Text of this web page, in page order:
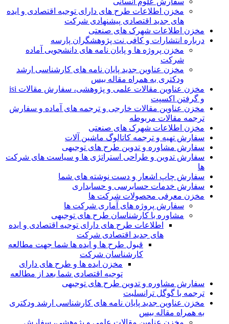
مخزن اطلاعات طرح های دارای توجیه اقتصادی و ایده
های جدید اقتصادی پیشنهادی شرکت
مخزن اطلاعات شهرک های صنعتی
درباره انتشارات و کافی نت پژوهشگران پارسه
مخزن پروژه ها و پایان نامه های دانشجویی آماده
شرکت
مخزن عناوین جدید پایان نامه های کارشناسی ارشد
ودکتری به همراه مقاله بیس
مخزن عناوین مقالات علمی و پژوهشی، سفارش مقالات isi
و گرفتن اکسپت
مخزن عناوین مقالات خارجی و ترجمه های آماده و سفارش
ترجمه مقالات مربوطه
مخزن اطلاعات شهرک های صنعتی
سفارش تهیه و ترجمه کاتالوگ ماشین آلات
سفارش مشاوره و تدوین طرح های توجیهی
سفارش تدوین و طراحی استراتژی ها و سیاست های شرکت
ها
سفارش چاپ اشعار و دست نوشته های شما
سفارش خدمات حسابرسی و حسابداری
مخزن معرفی محصولات شرکت ها
سفارش پروژه های آماری شرکت ها
مشاوره با کارشناسان طرح های توجیهی
اطلاعات طرح های دارای توجیه اقتصادی و ایده
های جدید اقتصادی شرکت
قبول طرح ها و ایده ها شما جهت مطالعه
کارشناسان شرکت
مخزن ایده ها و طرح های دارای
توجیه اقتصادی شما بعد از مطالعه
سفارش مشاوره و تدوین طرح های توجیهی
ترجمه با گوگل ترانسلیت
مخزن عناوین جدید پایان نامه های کارشناسی ارشد ودکتری
به همراه مقاله بیس
مخزن عناوین مقالات علمی و پژوهشی، سفارش